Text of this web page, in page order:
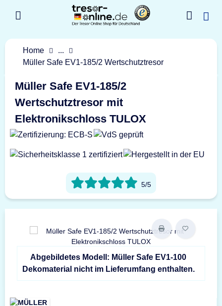
Home
...
Müller Safe EV1-185/2 Wertschutztresor
Müller Safe EV1-185/2
Wertschutztresor mit
Elektronikschloss TULOX
5/5
Abgebildetes Modell: Müller Safe EV1-100
Dekomaterial nicht im Lieferumfang enthalten.